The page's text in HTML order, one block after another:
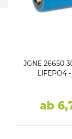
JGNE 26650
LIFEPO4
ab